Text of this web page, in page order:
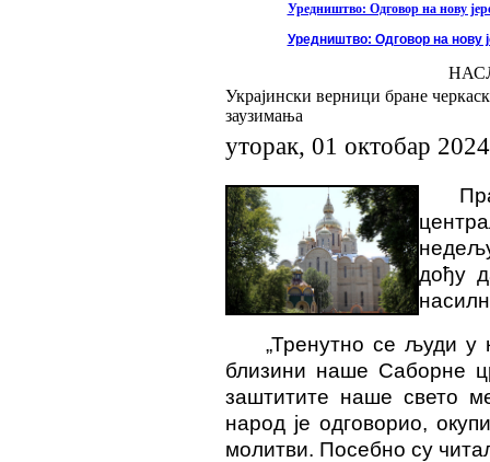
Уредништво: Одговор на нову
Уредништво: Одговор на нову
Украјински верници бране
заузимања
уторак, 01 октобар 2024
дођу
„Тренутно се људи у
близини наше Саборне
заштитите наше свето
народ је одговорио,
молитви. Посебно су